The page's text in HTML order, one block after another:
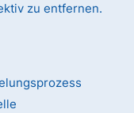
zu entfernen.